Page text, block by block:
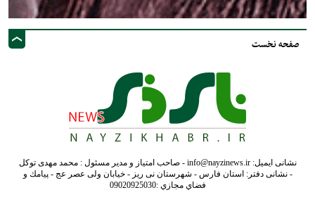
صفحه نخست
نشانی ایمیل: info@nayzinews.ir - صاحب امتیاز و مدیر مسئول : محمد مهدی توکل
- نشانی دفتر: استان فارس - شهرستان نی ریز - خیابان ولی عصر عج - پيامك و
فضاي مجازي :09020925030